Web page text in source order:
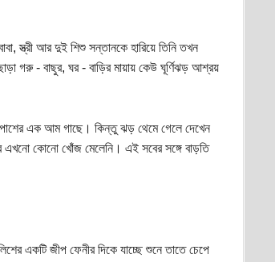
স্ত্রী আর দুই শিশু সন্তানকে হারিয়ে তিনি তখন
গরু - বাছুর, ঘর - বাড়ির মায়ায় কেউ ঘূর্ণিঝড় আশ্রয়
পাশের এক আম গাছে। কিন্তু ঝড় থেমে গেলে দেখেন
এখনো কোনো খোঁজ মেলেনি। এই সবের সঙ্গে বাড়তি
একটি জীপ ফেনীর দিকে যাচ্ছে শুনে তাতে চেপে